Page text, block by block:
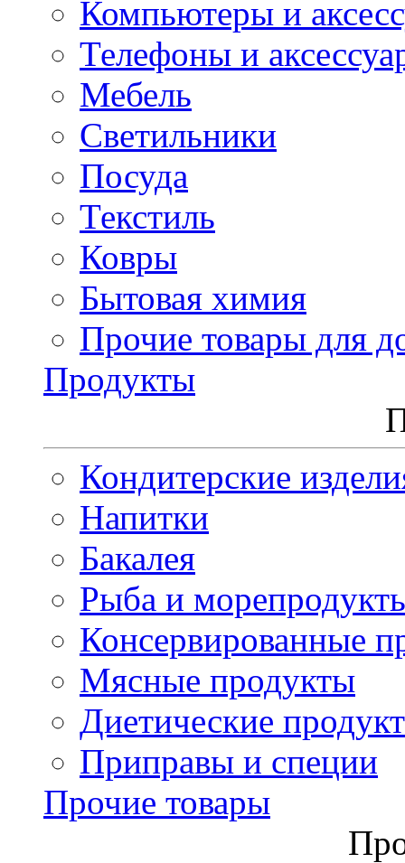
Компьютеры и
Телефоны и
Мебель
Светильники
Посуда
Текстиль
Ковры
Бытовая химия
Прочие товары для
Продукты
Кондитерские
Напитки
Бакалея
Рыба и
Консервированные
Мясные продукты
Диетические
Приправы и специи
Прочие товары